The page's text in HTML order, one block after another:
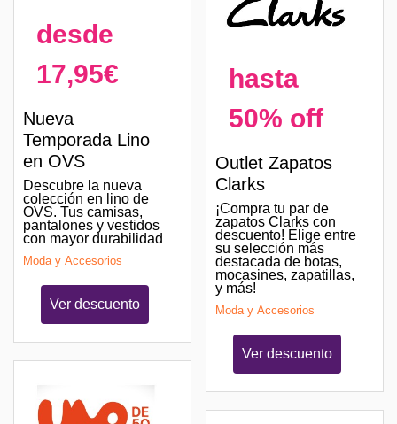
desde
17,95€
Nueva
Temporada Lino
en OVS
Descubre la nueva
colección en lino de
OVS. Tus camisas,
pantalones y vestidos
con mayor durabilidad
Moda y Accesorios
Ver descuento
hasta
50% off
Outlet Zapatos
Clarks
¡Compra tu par de
zapatos Clarks con
descuento! Elige entre
su selección más
destacada de botas,
mocasines, zapatillas,
y más!
Moda y Accesorios
Ver descuento